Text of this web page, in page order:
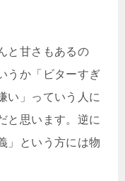
と甘さもあるの
うか「ビターすぎ
い」っていう人に
と思います。逆に
」という方には物